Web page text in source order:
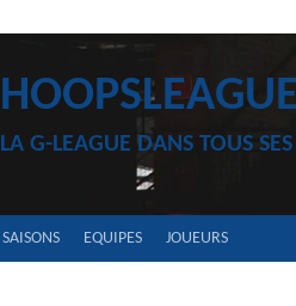
LA G-LEAGUE DANS TOUS SES
SAISONS EQUIPES JOUEURS